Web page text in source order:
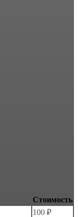
Стоимость
100 ₽